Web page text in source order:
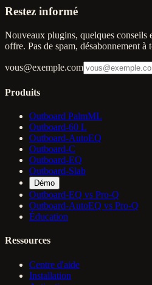
Restez informé
Nouveaux plugins, quelques conseils
offre. Pas de spam, désabonnement à
vous@exemple.com
Produits
Outboard PalmML
Outboard-60 L
Outboard-AutoEQ
Outboard-C
Outboard-EQ
Outboard-Slab
Démo
Outboard-EQ vs Pro-Q
Outboard-AutoEQ vs Pro-Q
Éducation
Ressources
Centre d'aide
Installation